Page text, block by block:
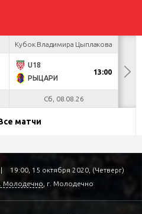
Кубок Владимира Цыплакова
U18
РЫЦАРИ
13:00
Сб, 08.08.26
матчи
|
19:00, 15 октября 2020, (Четверг)
Молодечно , г. Молодечно